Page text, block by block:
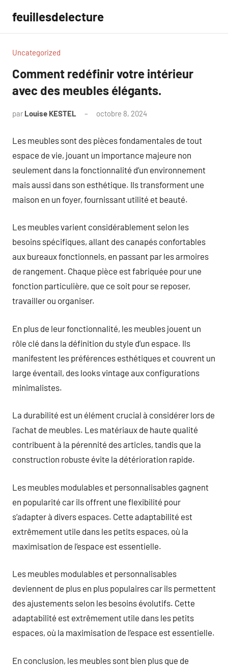
contenu
feuillesdelecture
Uncategorized
Comment redéfinir votre intérieur
avec des meubles élégants.
par Louise KESTEL octobre 8, 2024
Les meubles sont des pièces fondamentales de tout
espace de vie, jouant un importance majeure non
seulement dans la fonctionnalité d’un environnement
mais aussi dans son esthétique. Ils transforment une
maison en un foyer, fournissant utilité et beauté.
Les meubles varient considérablement selon les
besoins spécifiques, allant des canapés confortables
aux bureaux fonctionnels, en passant par les armoires
de rangement. Chaque pièce est fabriquée pour une
fonction particulière, que ce soit pour se reposer,
travailler ou organiser.
En plus de leur fonctionnalité, les meubles jouent un
rôle clé dans la définition du style d’un espace. Ils
manifestent les préférences esthétiques et couvrent un
large éventail, des looks vintage aux configurations
minimalistes.
La durabilité est un élément crucial à considérer lors de
l’achat de meubles. Les matériaux de haute qualité
contribuent à la pérennité des articles, tandis que la
construction robuste évite la détérioration rapide.
Les meubles modulables et personnalisables gagnent
en popularité car ils offrent une flexibilité pour
s’adapter à divers espaces. Cette adaptabilité est
extrêmement utile dans les petits espaces, où la
maximisation de l’espace est essentielle.
Les meubles modulables et personnalisables
deviennent de plus en plus populaires car ils permettent
des ajustements selon les besoins évolutifs. Cette
adaptabilité est extrêmement utile dans les petits
espaces, où la maximisation de l’espace est essentielle.
En conclusion, les meubles sont bien plus que de